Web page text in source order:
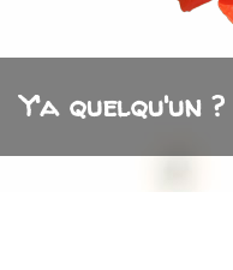
Y'a quelqu'un ?